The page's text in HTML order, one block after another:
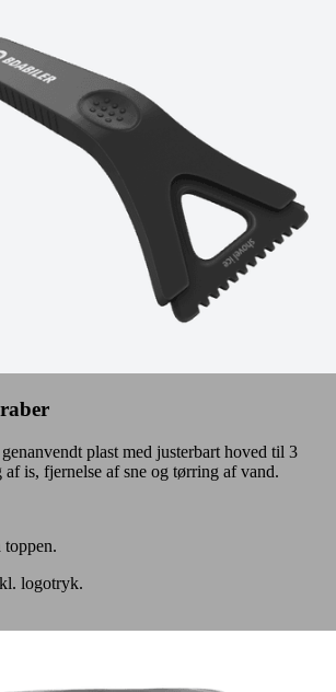
plast med justerbart hoved til 3
is, fjernelse af sne og tørring af vand.
logotryk.